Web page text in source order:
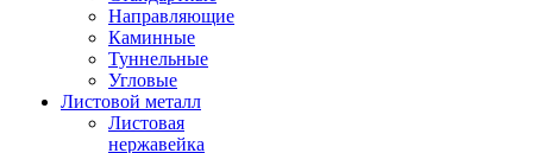
Направляющие
Каминные
Туннельные
Угловые
Листовой металл
Листовая
нержавейка